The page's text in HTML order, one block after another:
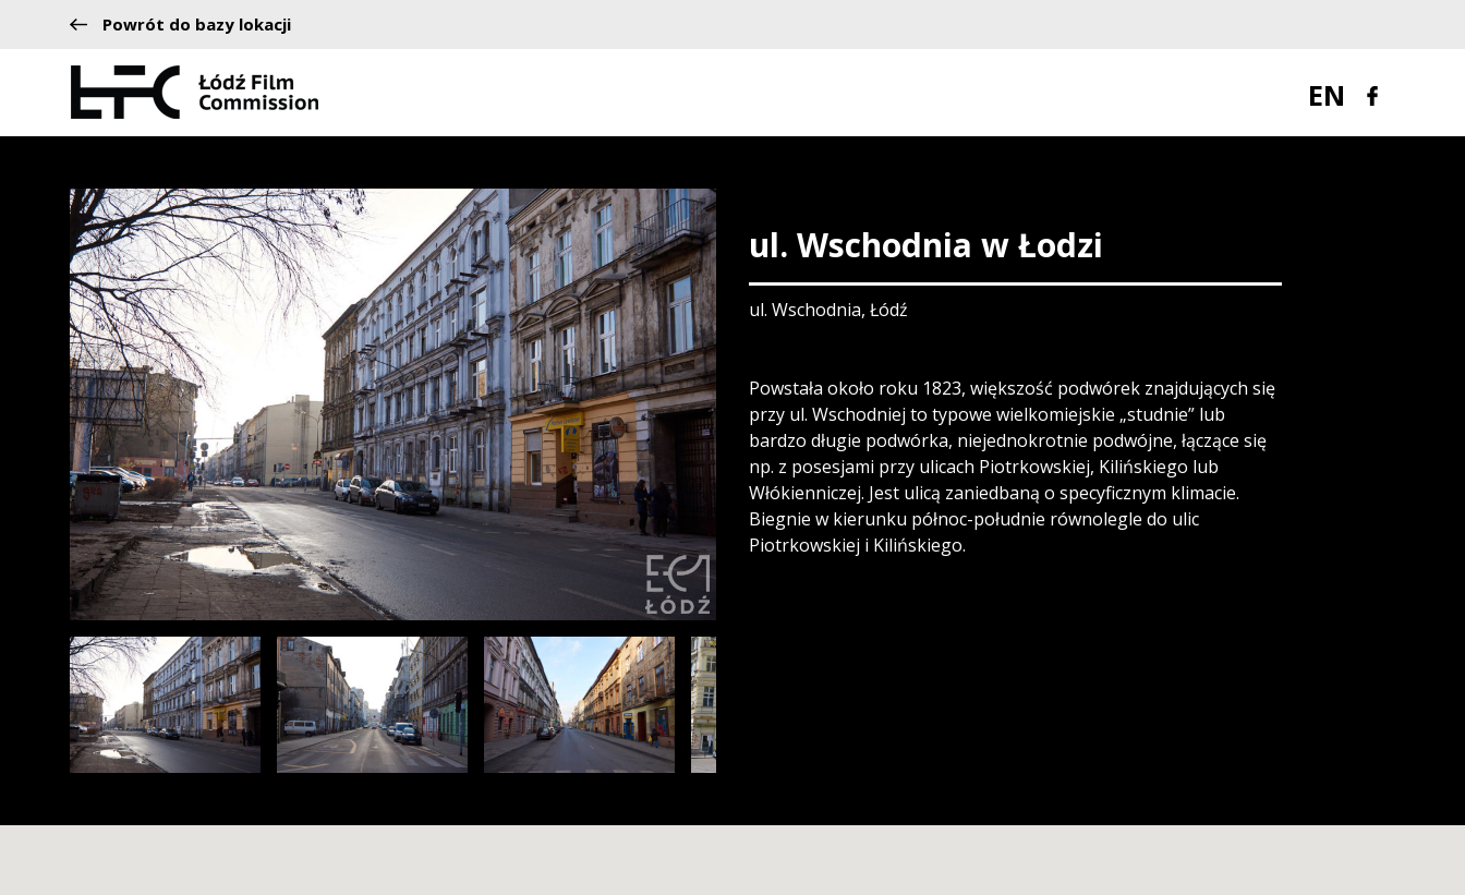
Powrót do bazy lokacji
EN
ul. Wschodnia w Łodzi
ul. Wschodnia, Łódź
Powstała około roku 1823, większość podwórek znajdujących się
przy ul. Wschodniej to typowe wielkomiejskie „studnie” lub
bardzo długie podwórka, niejednokrotnie podwójne, łączące się
np. z posesjami przy ulicach Piotrkowskiej, Kilińskiego lub
Włókienniczej. Jest ulicą zaniedbaną o specyficznym klimacie.
Biegnie w kierunku północ-południe równolegle do ulic
Piotrkowskiej i Kilińskiego.